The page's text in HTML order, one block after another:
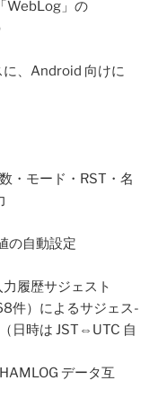
WebLog」の
、Android 向けに
・モード・RST・名
の自動設定
履歴サジェスト
件）によるサジェス-
日時は JST⇔UTC 自
データ互